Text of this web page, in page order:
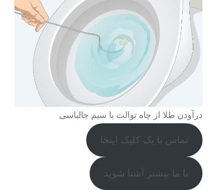
درآودن طلا از چاه توالت با سیم جالباسی
تماس با یک کلیک اینجا
با ما بیشتر آشنا شوید